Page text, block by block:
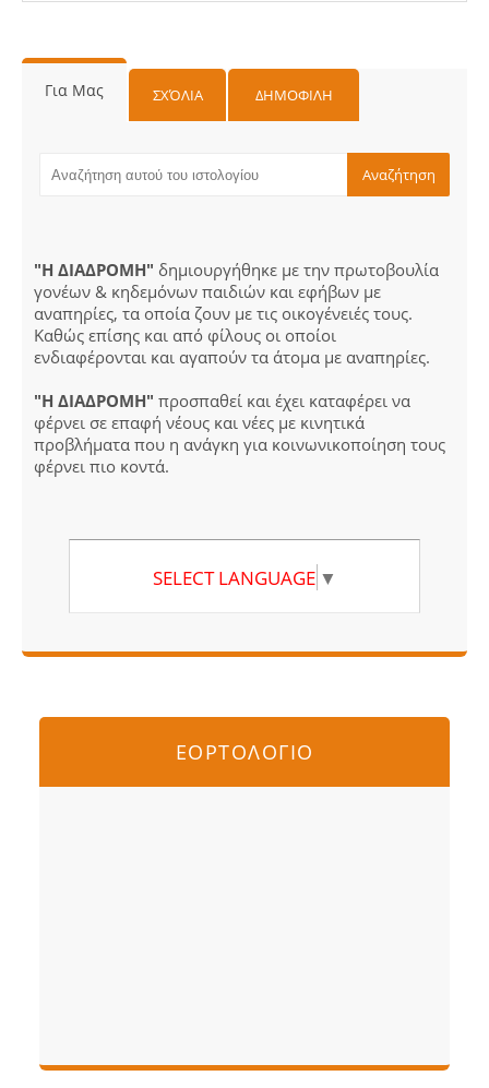
Για Μας ΣΧΌΛΙΑ ΔΗΜΟΦΙΛΗ
"Η ΔΙΑΔΡΟΜΗ" δημιουργήθηκε με την πρωτοβουλία
γονέων & κηδεμόνων παιδιών και εφήβων με
αναπηρίες, τα οποία ζουν με τις οικογένειές τους.
Καθώς επίσης και από φίλους οι οποίοι
ενδιαφέρονται και αγαπούν τα άτομα με αναπηρίες.
"Η ΔΙΑΔΡΟΜΗ" προσπαθεί και έχει καταφέρει να
φέρνει σε επαφή νέους και νέες με κινητικά
προβλήματα που η ανάγκη για κοινωνικοποίηση τους
φέρνει πιο κοντά.
SELECT LANGUAGE ▼
ΕΟΡΤΟΛΟΓΙΟ